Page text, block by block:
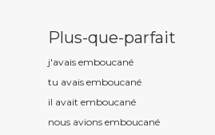
Plus-que-parfait
j'avais emboucané
tu avais emboucané
il avait emboucané
nous avions emboucané